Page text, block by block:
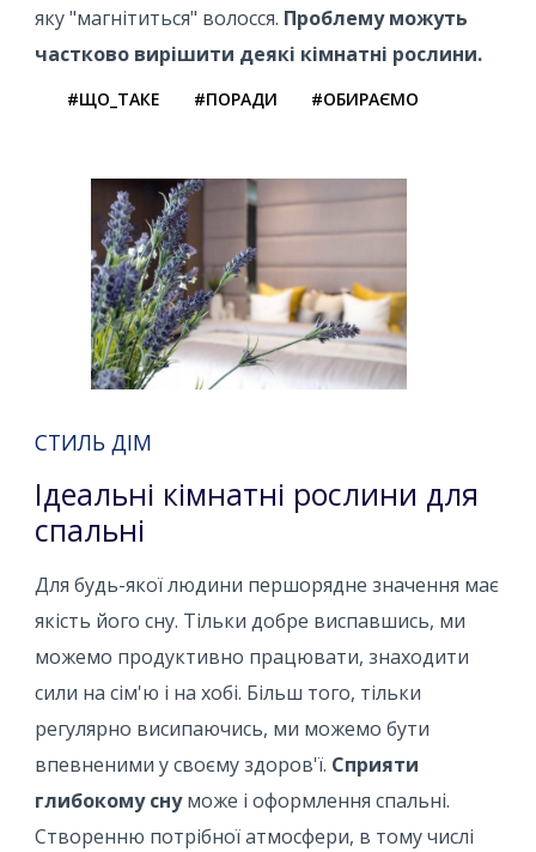
яку "магнітиться" волосся. Проблему можуть
частково вирішити деякі кімнатні рослини.
#ЩО_ТАКЕ #ПОРАДИ #ОБИРАЄМО
СТИЛЬ ДІМ
Ідеальні кімнатні рослини для
спальні
Для будь-якої людини першорядне значення має
якість його сну. Тільки добре виспавшись, ми
можемо продуктивно працювати, знаходити
сили на сім'ю і на хобі. Більш того, тільки
регулярно висипаючись, ми можемо бути
впевненими у своєму здоров'ї. Сприяти
глибокому снуможе і оформлення спальні.
Створенню потрібної атмосфери, в тому числі